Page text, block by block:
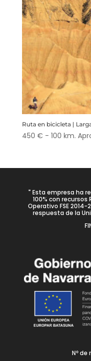
Ruta en bicicleta |
450 € - 100 km.
" Esta empresa ha
100% con recursos
Operativo FSE
respuesta de la
Nº de